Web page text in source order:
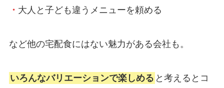
・ 大人と子ども違うメニューを頼める
など他の宅配食にはない魅力がある会社も。
いろんなバリエーションで楽しめる と考えるとコ